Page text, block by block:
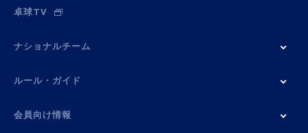
卓球TV
ナショナルチーム
ルール・ガイド
会員向け情報